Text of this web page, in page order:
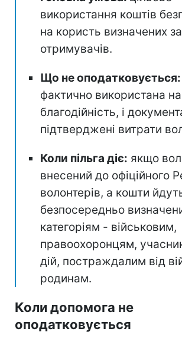
використання коштів
на користь визначених
отримувачів.
Що не оподатковується:
фактично використана на
благодійність, і
підтверджені витрати
Коли пільга діє: якщо
внесений до офіційного
волонтерів, а кошти
безпосередньо
категоріям - військовим,
правоохоронцям,
дій, постраждалим від
родинам.
Коли допомога не
оподатковується